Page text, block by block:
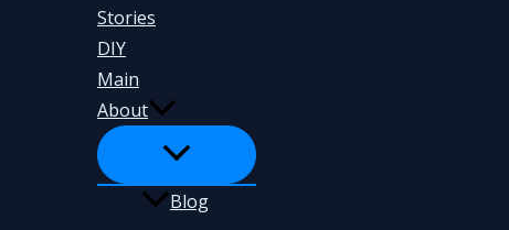
Stories
DIY
Main
About
Blog